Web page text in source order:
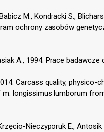
M., Kondracki S.,
ochrony zasobów
A., 1994. Prace
Carcass quality,
longissimus lumborum
Nieczyporuk E.,